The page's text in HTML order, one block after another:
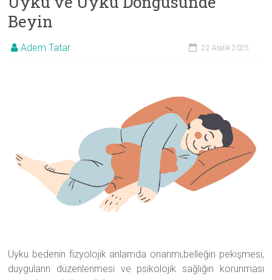
Beyin
Adem Tatar 22 Aralık 2025
Uyku bedenin fizyolojik anlamda onarımı,belleğin pekişmesi,
duyguların düzenlenmesi ve psikolojik sağlığın korunması